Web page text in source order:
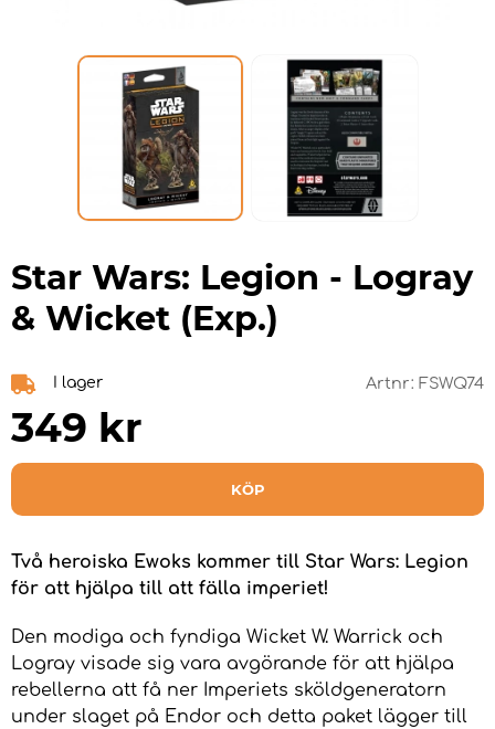
Star Wars: Legion - Logray
& Wicket (Exp.)
I lager Artnr: FSWQ74
349 kr
KÖP
Två heroiska Ewoks kommer till Star Wars: Legion
för att hjälpa till att fälla imperiet!
Den modiga och fyndiga Wicket W. Warrick och
Logray visade sig vara avgörande för att hjälpa
rebellerna att få ner Imperiets sköldgeneratorn
under slaget på Endor och detta paket lägger till